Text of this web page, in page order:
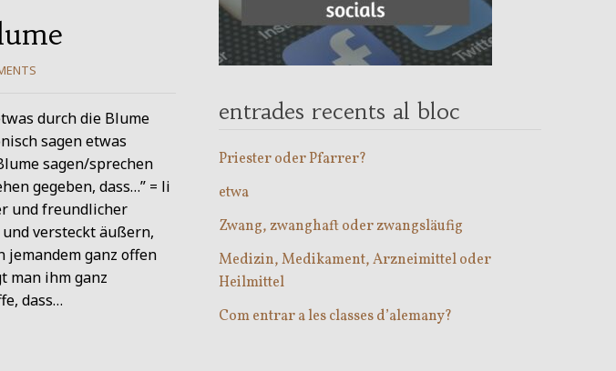
durch die Blume
sagen etwas
sagen/sprechen
gegeben, dass…” = li
und freundlicher
versteckt äußern,
jemandem ganz offen
man ihm ganz
dass…
entrades recents al bloc
Priester oder Pfarrer?
etwa
Zwang, zwanghaft oder zwangsläufig
Medizin, Medikament, Arzneimittel oder
Heilmittel
Com entrar a les classes d’alemany?